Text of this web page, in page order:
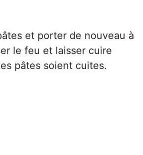
et porter de nouveau à
le feu et laisser cuire
pâtes soient cuites.